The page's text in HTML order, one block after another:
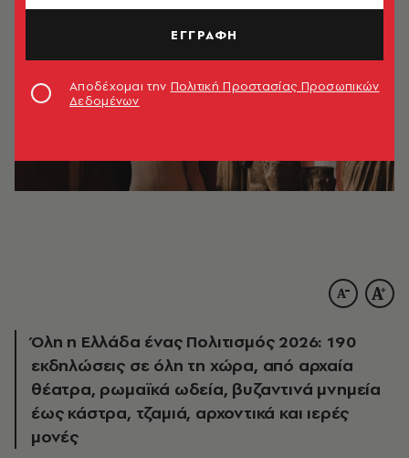
Όλη η Ελλάδα ένας Πολιτισμός 2026: 190
εκδηλώσεις σε όλη τη χώρα, από αρχαία
θέατρα, ρωμαϊκά ωδεία, βυζαντινά μνημεία
έως κάστρα, τζαμιά, αρχοντικά και ιερές
μονές
ΕΓΓΡΑΦΗ
Αποδέχομαι την Πολιτική Προστασίας Προσωπικών
Δεδομένων